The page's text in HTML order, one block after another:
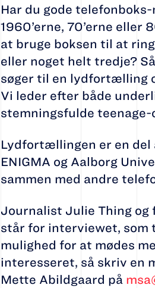
Har du gode
1960’erne, 70’erne eller
at bruge boksen til at
eller noget helt tredje?
søger til en lydfortælling
Vi leder efter både
stemningsfulde
Lydfortællingen er en
ENIGMA og Aalborg
sammen med andre
Journalist Julie Thing og
står for interviewet, som
mulighed for at mødes
interesseret, så skriv en
Mette Abildgaard på